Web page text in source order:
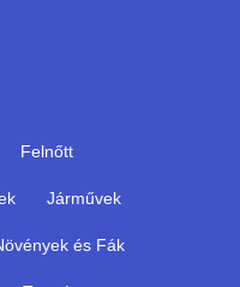
Felnőtt
Járművek
és Fák